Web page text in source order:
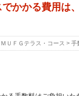
かかる費用は
ＭＵＦＧテラス・コース > 手